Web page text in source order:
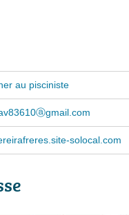
au pisciniste
solocal.com